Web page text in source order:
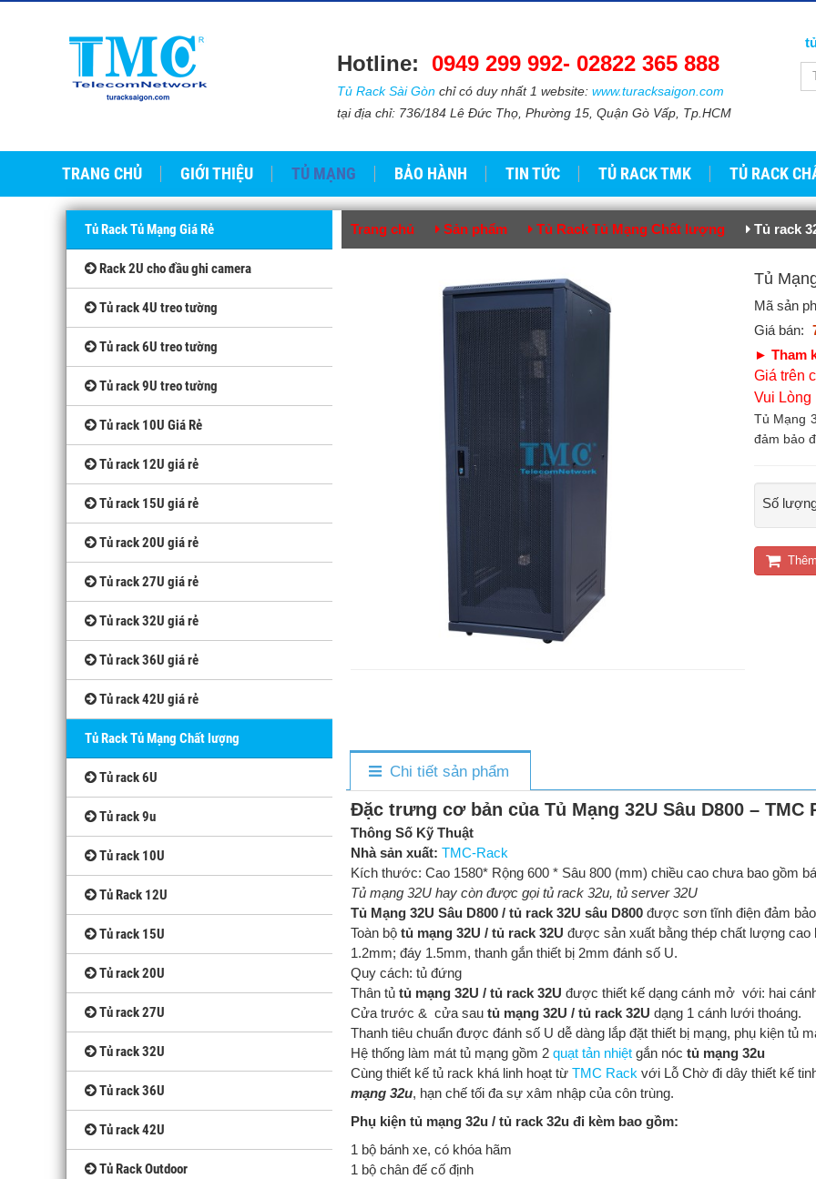
Hotline: 0949 299 992- 02822 365 888​​
Tủ Rack Sài Gònchỉ có duy nhất 1 website: www.turacksaigon.com
tại địa chỉ: 736/184 Lê Đức Thọ, Phường 15, Quận Gò Vấp, Tp.HCM
TRANG CHỦ GIỚI THIỆU TỦ MẠNG BẢO HÀNH TIN TỨC TỦ RACK TMK TỦ RACK
Trang chủ Sản phẩm Tủ Rack Tủ Mạng Chất lượng Tủ rack
Tủ
Mã sản
Giá bán:
► Tham
Giá trên
Vui
Tủ Mạng
đảm bảo
Số
Chi tiết sản phẩm
Đặc trưng cơ bản của Tủ Mạng 32U Sâu D800 – TMC
Thông Số Kỹ Thuật
Nhà sản xuất: TMC-Rack
Kích thước: Cao 1580* Rộng 600 * Sâu 800 (mm) chiều cao chưa bao gồm
Tủ mạng 32U hay còn được gọi tủ rack 32u, tủ server 32U
Tủ Mạng 32U Sâu D800 / tủ rack 32U sâu D800 được sơn tĩnh điện đảm
Toàn bộ tủ mạng 32U / tủ rack 32U được sản xuất bằng thép chất lượng cao
1.2mm; đáy 1.5mm, thanh gắn thiết bị 2mm đánh số U.
Quy cách: tủ đứng
Thân tủ tủ mạng 32U / tủ rack 32U được thiết kế dạng cánh mở với: hai
Cửa trước & cửa sau tủ mạng 32U / tủ rack 32U dạng 1 cánh lưới thoáng.
Thanh tiêu chuẩn được đánh số U dễ dàng lắp đặt thiết bị mạng, phụ kiện tủ
Hệ thống làm mát tủ mạng gồm 2 quạt tản nhiệt gắn nóc tủ mạng 32u
Cùng thiết kế tủ rack khá linh hoạt từ TMC Rack với Lỗ Chờ đi dây thiết kế
mạng 32u, hạn chế tối đa sự xâm nhập của côn trùng.
Phụ kiện tủ mạng 32u / tủ rack 32u đi kèm bao gồm:
1 bộ bánh xe, có khóa hãm
1 bộ chân đế cố định
Tủ Rack Tủ Mạng Giá Rẻ
Rack 2U cho đầu ghi camera
Tủ rack 4U treo tường
Tủ rack 6U treo tường
Tủ rack 9U treo tường
Tủ rack 10U Giá Rẻ
Tủ rack 12U giá rẻ
Tủ rack 15U giá rẻ
Tủ rack 20U giá rẻ
Tủ rack 27U giá rẻ
Tủ rack 32U giá rẻ
Tủ rack 36U giá rẻ
Tủ rack 42U giá rẻ
Tủ Rack Tủ Mạng Chất lượng
Tủ rack 6U
Tủ rack 9u
Tủ rack 10U
Tủ Rack 12U
Tủ rack 15U
Tủ rack 20U
Tủ rack 27U
Tủ rack 32U
Tủ rack 36U
Tủ rack 42U
Tủ Rack Outdoor